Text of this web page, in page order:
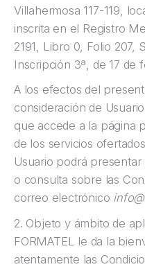
Villahermosa 117-119,
inscrita en el Registro
2191, Libro 0, Folio 207,
Inscripción 3ª, de 17 de
A los efectos del
consideración de
que accede a la página
de los servicios
Usuario podrá
o consulta sobre las
correo electrónico
2. Objeto y ámbito de
FORMATEL le da la
atentamente las